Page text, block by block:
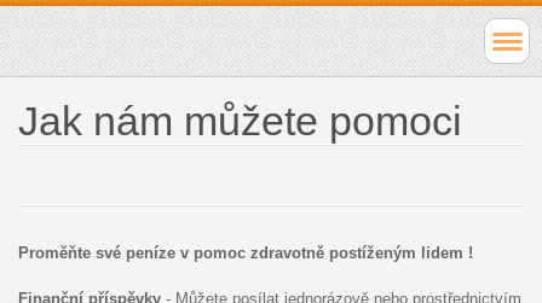
Jak nám můžete pomoci
Proměňte své peníze v pomoc zdravotně postíženým lidem !
Finanční příspěvky- Můžete posílat jednorázově nebo prostřednictvím